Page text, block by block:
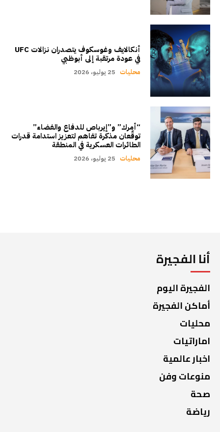
أنكالايف وغوسكوف يتصدران نزالات UFC
في عودة مرتقبة إلى أبوظبي
محليات 25 يوليو، 2026
“أمرك” و”إيرباص للدفاع والفضاء”
توقّعان مذكرة تفاهم لتعزيز استدامة قدرات
الطائرات العسكرية في المنطقة
محليات 25 يوليو، 2026
أنا الفجيرة
الفجيرة اليوم
أماكن الفجيرة
محليات
اماراتيات
اخبار عالمية
منوعات وفن
صحة
رياضة